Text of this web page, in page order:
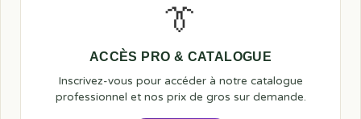
👔
ACCÈS PRO & CATALOGUE
Inscrivez-vous pour accéder à notre catalogue
professionnel et nos prix de gros sur demande.